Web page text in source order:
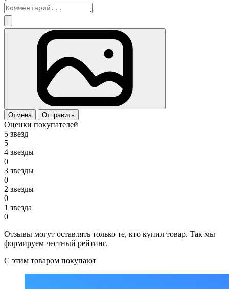
Отмена Отправить
Оценки покупателей
5 звезд
5
4 звезды
0
3 звезды
0
2 звезды
0
1 звезда
0
Отзывы могут оставлять только те, кто купил товар. Так мы
формируем честный рейтинг.
С этим товаром покупают